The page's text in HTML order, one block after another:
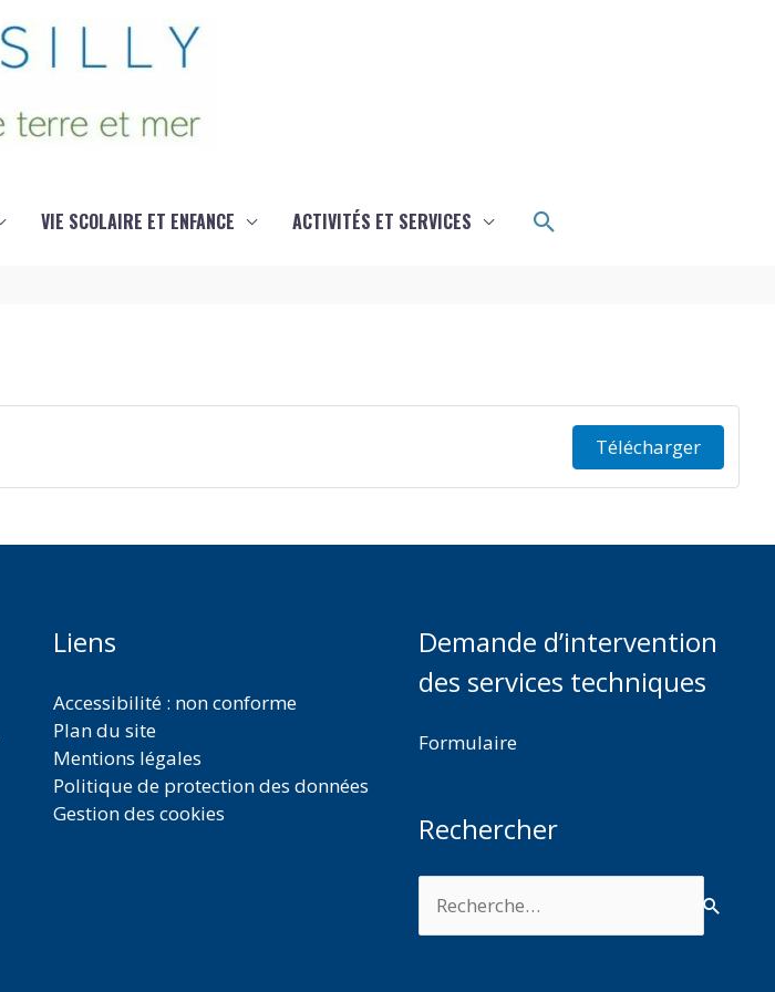
VIE SCOLAIRE ET ENFANCE ACTIVITÉS ET SERVICES Rechercher
Télécharger
Liens
Accessibilité : non conforme
Plan du site
Mentions légales
Politique de protection des données
Gestion des cookies
Demande d’intervention
des services techniques
Formulaire
Rechercher